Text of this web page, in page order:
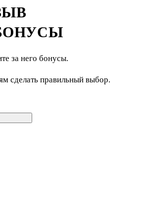
за него бонусы.
сделать правильный выбор.